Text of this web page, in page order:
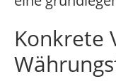
Konkrete